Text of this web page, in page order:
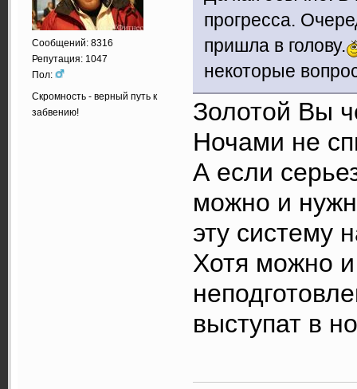
Сообщений: 8316
Репутация: 1047
Пол:
Скромность - верный путь к
забвению!
прогресса.
пришла в голову.
некоторые
Золотой Вы
Ночами не
А если
можно и
эту систему
Хотя можно
выступат в